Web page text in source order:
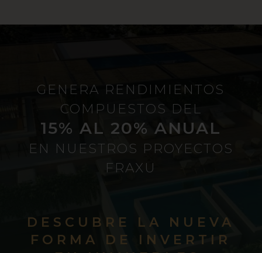
GENERA RENDIMIENTOS
COMPUESTOS DEL
15% AL 20% ANUAL
EN NUESTROS PROYECTOS
FRAXU
DESCUBRE LA NUEVA
FORMA DE INVERTIR